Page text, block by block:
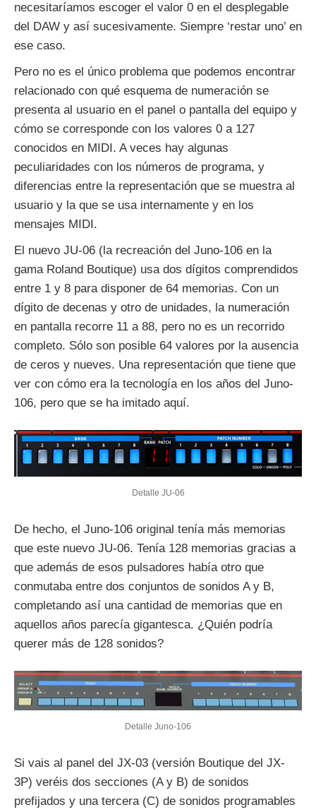
necesitaríamos escoger el valor 0 en el desplegable
del DAW y así sucesivamente. Siempre ‘restar uno’ en
ese caso.
Pero no es el único problema que podemos encontrar
relacionado con qué esquema de numeración se
presenta al usuario en el panel o pantalla del equipo y
cómo se corresponde con los valores 0 a 127
conocidos en MIDI. A veces hay algunas
peculiaridades con los números de programa, y
diferencias entre la representación que se muestra al
usuario y la que se usa internamente y en los
mensajes MIDI.
El nuevo JU-06 (la recreación del Juno-106 en la
gama Roland Boutique) usa dos dígitos comprendidos
entre 1 y 8 para disponer de 64 memorias. Con un
dígito de decenas y otro de unidades, la numeración
en pantalla recorre 11 a 88, pero no es un recorrido
completo. Sólo son posible 64 valores por la ausencia
de ceros y nueves. Una representación que tiene que
ver con cómo era la tecnología en los años del Juno-
106, pero que se ha imitado aquí.
Detalle JU-06
De hecho, el Juno-106 original tenía más memorias
que este nuevo JU-06. Tenía 128 memorias gracias a
que además de esos pulsadores había otro que
conmutaba entre dos conjuntos de sonidos A y B,
completando así una cantidad de memorias que en
aquellos años parecía gigantesca. ¿Quién podría
querer más de 128 sonidos?
Detalle Juno-106
Si vais al panel del JX-03 (versión Boutique del JX-
3P) veréis dos secciones (A y B) de sonidos
prefijados y una tercera (C) de sonidos programables